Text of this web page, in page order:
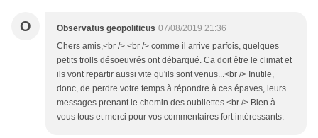
O Observatus geopoliticus 07/08/2019 21:36
Chers amis,<br /> <br /> comme il arrive parfois, quelques
petits trolls désoeuvrés ont débarqué. Ca doit être le climat et
ils vont repartir aussi vite qu'ils sont venus...<br /> Inutile,
donc, de perdre votre temps à répondre à ces épaves, leurs
messages prenant le chemin des oubliettes.<br /> Bien à
vous tous et merci pour vos commentaires fort intéressants.